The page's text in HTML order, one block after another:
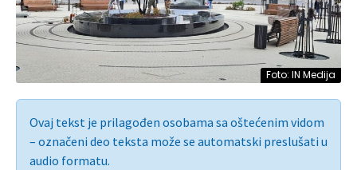
Foto: IN Medija
Ovaj tekst je prilagođen osobama sa oštećenim vidom
– označeni deo teksta može se automatski preslušati u
audio formatu.